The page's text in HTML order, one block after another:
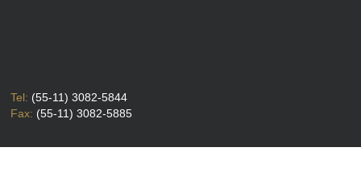
Tel: (55-11) 3082-5844
Fax: (55-11) 3082-5885